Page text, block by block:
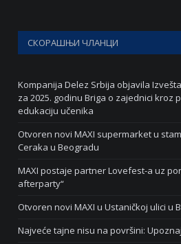
СКОРАШЊИ ЧЛАНЦИ
Kompanija Delez Srbija objavila
za 2025. godinu Briga o zajednici kroz
edukaciju učenika
Otvoren novi MAXI supermarket u
Ceraka u Beogradu
MAXI postaje partner Lovefest-a uz
afterparty“
Otvoren novi MAXI u Ustaničkoj ulici u
Najveće tajne nisu na površini: